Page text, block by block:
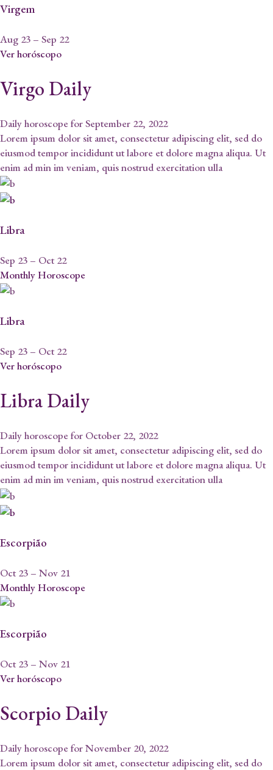
Virgem
Aug 23 – Sep 22
Ver horóscopo
Virgo Daily
Daily horoscope for September 22, 2022
Lorem ipsum dolor sit amet, consectetur adipiscing elit, sed do
eiusmod tempor incididunt ut labore et dolore magna aliqua. Ut
enim ad min im veniam, quis nostrud exercitation ulla
Libra
Sep 23 – Oct 22
Monthly Horoscope
Libra
Sep 23 – Oct 22
Ver horóscopo
Libra Daily
Daily horoscope for October 22, 2022
Lorem ipsum dolor sit amet, consectetur adipiscing elit, sed do
eiusmod tempor incididunt ut labore et dolore magna aliqua. Ut
enim ad min im veniam, quis nostrud exercitation ulla
Escorpião
Oct 23 – Nov 21
Monthly Horoscope
Escorpião
Oct 23 – Nov 21
Ver horóscopo
Scorpio Daily
Daily horoscope for November 20, 2022
Lorem ipsum dolor sit amet, consectetur adipiscing elit, sed do